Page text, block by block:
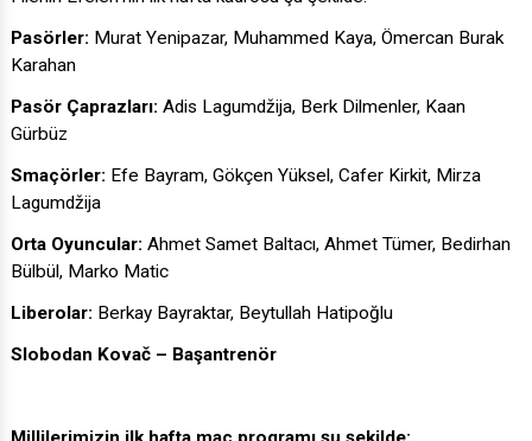
Filenin Efeleri'nin ilk hafta kadrosu şu şekilde:
Pasörler:
Murat Yenipazar, Muhammed Kaya, Ömercan Burak
Pasör Çaprazları:
Adis Lagumdžija, Berk Dilmenler, Kaan
Smaçörler:
Efe Bayram, Gökçen Yüksel, Cafer Kirkit, Mirza
Lagumdžija
Orta Oyuncular:
Ahmet Samet Baltacı, Ahmet Tümer, Bedirhan
Berkay Bayraktar, Beytullah Hatipoğlu
Slobodan Kovač – Başantrenör